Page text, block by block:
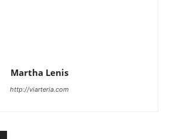
Martha Lenis
http://viarteria.com